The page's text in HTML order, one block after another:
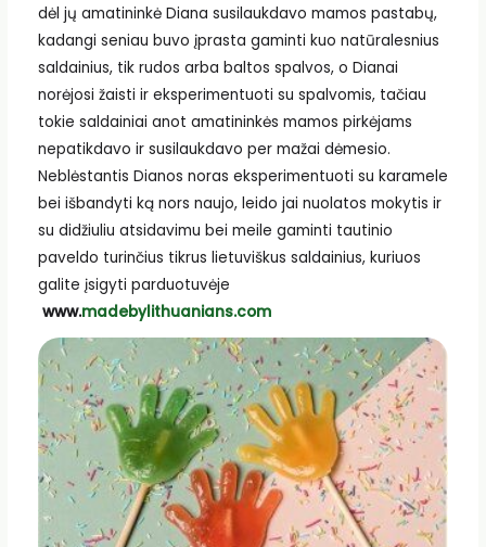
dėl jų amatininkė Diana susilaukdavo mamos pastabų,
kadangi seniau buvo įprasta gaminti kuo natūralesnius
saldainius, tik rudos arba baltos spalvos, o Dianai
norėjosi žaisti ir eksperimentuoti su spalvomis, tačiau
tokie saldainiai anot amatininkės mamos pirkėjams
nepatikdavo ir susilaukdavo per mažai dėmesio.
Neblėstantis Dianos noras eksperimentuoti su karamele
bei išbandyti ką nors naujo, leido jai nuolatos mokytis ir
su didžiuliu atsidavimu bei meile gaminti tautinio
paveldo turinčius tikrus lietuviškus saldainius, kuriuos
galite įsigyti parduotuvėje
www.madebylithuanians.com